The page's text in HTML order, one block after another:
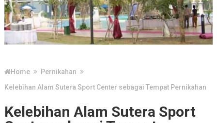
Home
Pernikahan
Kelebihan Alam Sutera Sport Center sebagai Tempat Pernikahan
Kelebihan Alam Sutera Sport